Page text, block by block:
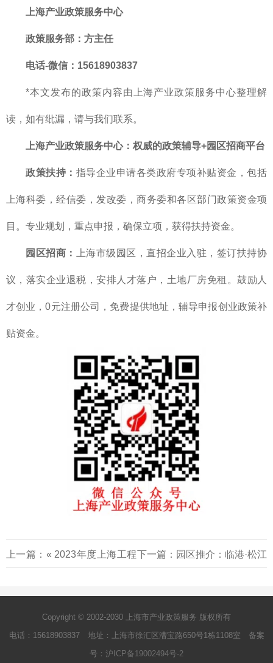
上海产业政策服务中心
政策服务部 ：方主任
电话-微信：15618903837
*本文发布的政策内容由上海产业政策服务中心整理解
读，如有纰漏，请与我们联系。
上海产业政策服务中心： 权威的政策辅导+园区招商平台
政策扶持： 指导企业申请各类政府专项补贴资金，包括
上海科委，经信委，发改委，商务委和各区部门政策资金项
目。专业规划，重点申报，确保立项，获得扶持资金。
园区招商： 上海市级园区，直招企业入驻，签订扶持协
议，落实企业退税，安排人才落户，土地厂房免租。鼓励人
才创业，0元注册公司，免费提供地址，辅导申报创业政策补
贴资金。
上一篇：« 2023年度上海工程下一篇： 园区推介：临港·松江
1000-5000㎡独栋租售）
Copyright © 2002-2030 上海市产业政策服务 版权所有
电话：15618903837 地址：上海市徐汇区漕宝路650号1栋1108室 备案
号： 沪ICP备19002494号-2